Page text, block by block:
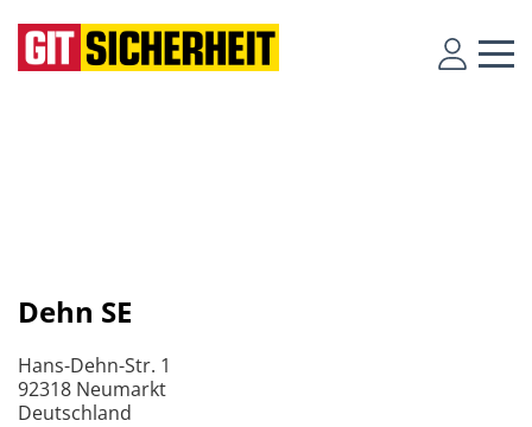
Dehn SE
Hans-Dehn-Str. 1
92318 Neumarkt
Deutschland